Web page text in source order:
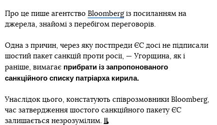
Про це пише агентство Bloombergіз посиланням на
джерела, знайомі з перебігом переговорів.
Одна з причин, через яку постпреди ЄС досі не підписали
шостий пакет санкцій проти росії, — Угорщина, як і
раніше, вимагає прибрати із запропонованого
санкційного списку патріарха кирила.
Унаслідок цього, констатують співрозмовники Bloomberg,
час затвердження шостого санкційного пакету ЄС
залишається незрозумілим.